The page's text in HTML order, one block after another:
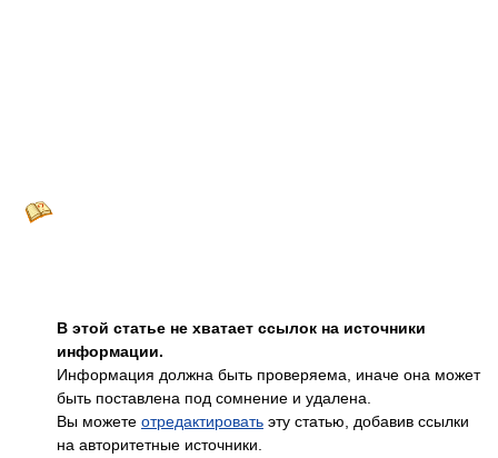
В этой статье не хватает ссылок на источники
информации.
Информация должна быть проверяема, иначе она может
быть поставлена под сомнение и удалена.
Вы можете отредактировать эту статью, добавив ссылки
на авторитетные источники.